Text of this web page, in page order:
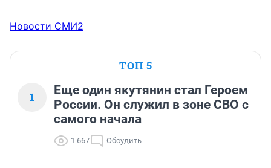
Новости СМИ2
ТОП 5
1
Еще один якутянин стал Героем
России. Он служил в зоне СВО с
самого начала
1 667 Обсудить